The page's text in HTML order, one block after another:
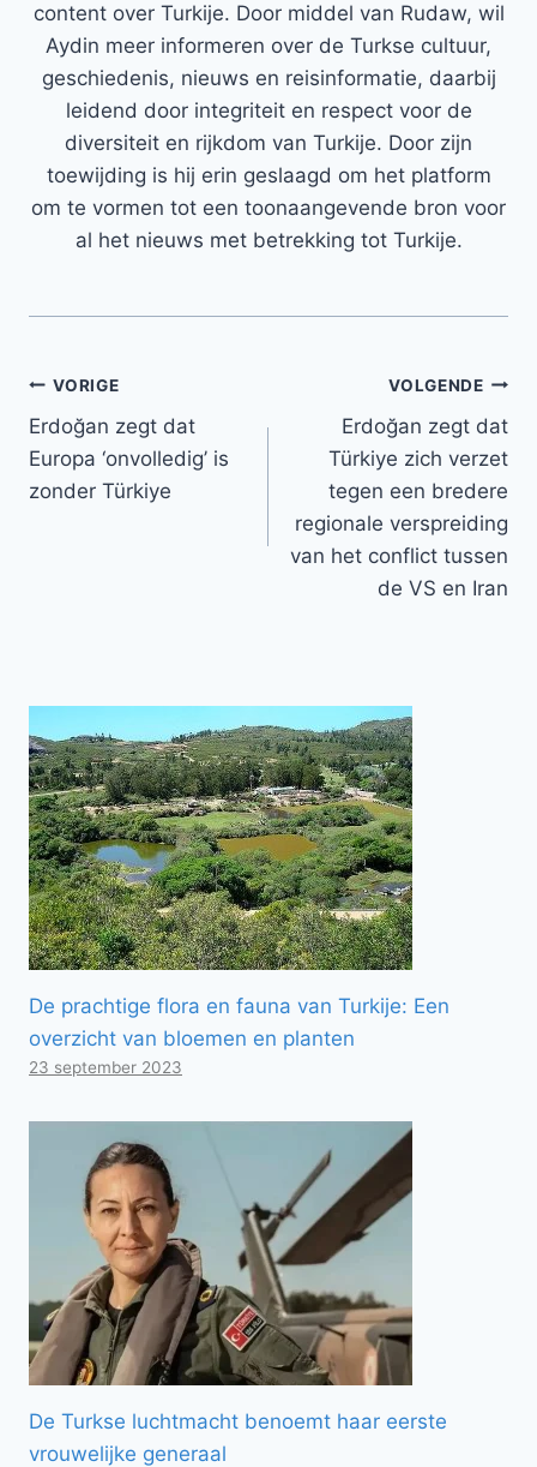
content over Turkije. Door middel van Rudaw, wil
Aydin meer informeren over de Turkse cultuur,
geschiedenis, nieuws en reisinformatie, daarbij
leidend door integriteit en respect voor de
diversiteit en rijkdom van Turkije. Door zijn
toewijding is hij erin geslaagd om het platform
om te vormen tot een toonaangevende bron voor
al het nieuws met betrekking tot Turkije.
Bericht
navigatie
VORIGE
Erdoğan zegt dat
Europa ‘onvolledig’ is
zonder Türkiye
VOLGENDE
Erdoğan zegt dat
Türkiye zich verzet
tegen een bredere
regionale verspreiding
van het conflict tussen
de VS en Iran
De prachtige flora en fauna van Turkije: Een
overzicht van bloemen en planten
23 september 2023
De Turkse luchtmacht benoemt haar eerste
vrouwelijke generaal